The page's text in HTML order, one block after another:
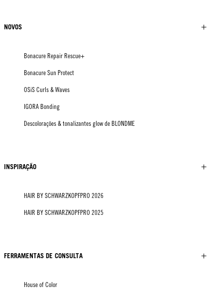
NOVOS
Bonacure Repair Rescue+
Bonacure Sun Protect
OSiS Curls & Waves
IGORA Bonding
Descolorações & tonalizantes glow de BLONDME
INSPIRAÇÃO
HAIR BY SCHWARZKOPFPRO 2026
HAIR BY SCHWARZKOPFPRO 2025
FERRAMENTAS DE CONSULTA
House of Color